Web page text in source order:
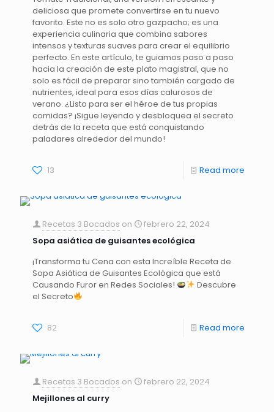
deliciosa que promete convertirse en tu nuevo
favorito. Este no es solo otro gazpacho; es una
experiencia culinaria que combina sabores
intensos y texturas suaves para crear el equilibrio
perfecto. En este artículo, te guiamos paso a paso
hacia la creación de este plato magistral, que no
solo es fácil de preparar sino también cargado de
nutrientes, ideal para esos días calurosos de
verano. ¿Listo para ser el héroe de tus propias
comidas? ¡Sigue leyendo y desbloquea el secreto
detrás de la receta que está conquistando
paladares alrededor del mundo!
13 Read more
Recetas 3 Bocados on
febrero 22, 2024
Sopa asiática de guisantes ecológica
¡Transforma tu Cena con esta Increíble Receta de
Sopa Asiática de Guisantes Ecológica que está
Causando Furor en Redes Sociales!
Descubre
el Secreto
82 Read more
Recetas 3 Bocados on
febrero 22, 2024
Mejillones al curry